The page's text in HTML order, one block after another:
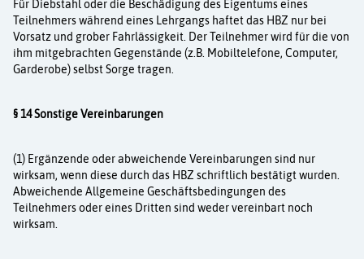
Für Diebstahl oder die Beschädigung des Eigentums eines
Teilnehmers während eines Lehrgangs haftet das HBZ nur bei
Vorsatz und grober Fahrlässigkeit. Der Teilnehmer wird für die von
ihm mitgebrachten Gegenstände (z.B. Mobiltelefone, Computer,
Garderobe) selbst Sorge tragen.
§ 14 Sonstige Vereinbarungen
(1) Ergänzende oder abweichende Vereinbarungen sind nur
wirksam, wenn diese durch das HBZ schriftlich bestätigt wurden.
Abweichende Allgemeine Geschäftsbedingungen des
Teilnehmers oder eines Dritten sind weder vereinbart noch
wirksam.